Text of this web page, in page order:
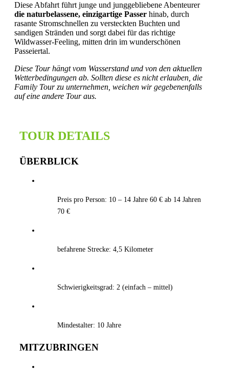
Diese Abfahrt führt junge und junggebliebene Abenteurer
die naturbelassene, einzigartige Passer hinab, durch
rasante Stromschnellen zu versteckten Buchten und
sandigen Stränden und sorgt dabei für das richtige
Wildwasser-Feeling, mitten drin im wunderschönen
Passeiertal.
Diese Tour hängt vom Wasserstand und von den aktuellen
Wetterbedingungen ab. Sollten diese es nicht erlauben, die
Family Tour zu unternehmen, weichen wir gegebenenfalls
auf eine andere Tour aus.
TOUR DETAILS
ÜBERBLICK
Preis pro Person: 10 – 14 Jahre 60 € ab 14 Jahren
70 €
befahrene Strecke: 4,5 Kilometer
Schwierigkeitsgrad: 2 (einfach – mittel)
Mindestalter: 10 Jahre
MITZUBRINGEN